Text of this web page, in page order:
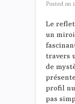
Posted on
Le reflet
un
travers
de
profil
pas